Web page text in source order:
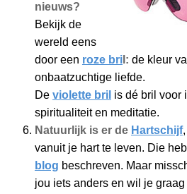
nieuws?
Bekijk de
wereld eens
door een roze bril: de kleur
onbaatzuchtige liefde.
De violette bril is dé bril voor
spiritualiteit en meditatie.
Natuurlijk is er de Hartschijf
vanuit je hart te leven. Die
blog beschreven. Maar
jou iets anders en wil je